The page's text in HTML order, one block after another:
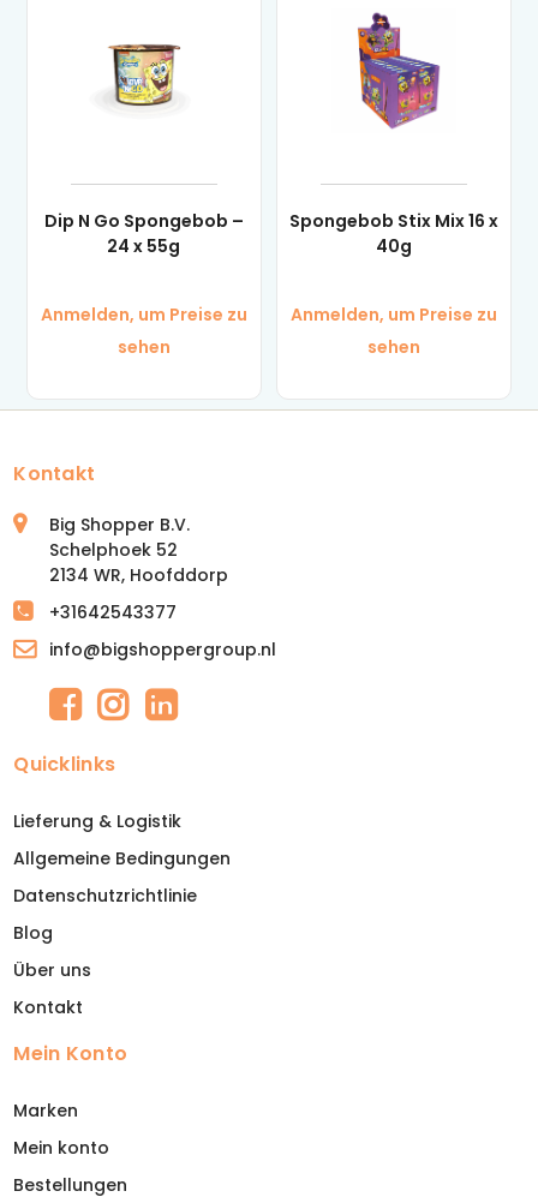
Dip N Go Spongebob –
24 x 55g
Anmelden, um Preise zu
sehen
Spongebob Stix Mix 16 x
40g
Anmelden, um Preise zu
sehen
Kontakt
Big Shopper B.V.
Schelphoek 52
2134 WR, Hoofddorp
+31642543377
info@bigshoppergroup.nl
Quicklinks
Lieferung & Logistik
Allgemeine Bedingungen
Datenschutzrichtlinie
Blog
Über uns
Kontakt
Mein Konto
Marken
Mein konto
Bestellungen